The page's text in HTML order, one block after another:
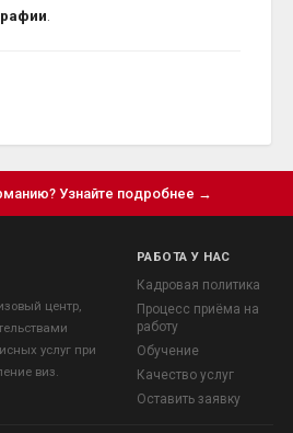
Узнайте подробнее →
центр,
услуг при
виз.
РАБОТА У НАС
Кадровая политика
Процесс приёма на
работу
Обучение
Качество услуг
Оставить заявку